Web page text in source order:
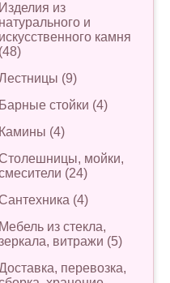
Изделия из
натурального и
искусственного камня
(48)
(9)
Барные стойки (4)
Камины (4)
мойки,
(24)
(4)
Мебель из стекла,
витражи (5)
перевозка,